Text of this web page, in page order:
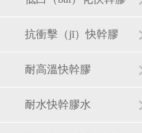
抗衝擊（jī）快幹膠
耐高溫快幹膠
耐水快幹膠水